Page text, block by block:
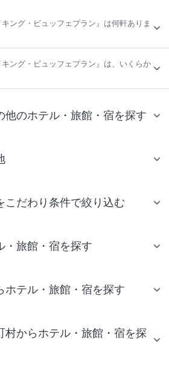
ング・ビュッフェプラン』は何軒ありま
ング・ビュッフェプラン』は、いくらか
他のホテル・旅館・宿を探す
こだわり条件で絞り込む
・旅館・宿を探す
ホテル・旅館・宿を探す
村からホテル・旅館・宿を探